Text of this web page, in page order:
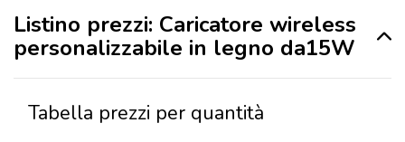
Listino prezzi: Caricatore wireless
personalizzabile in legno da15W
Tabella prezzi per quantità